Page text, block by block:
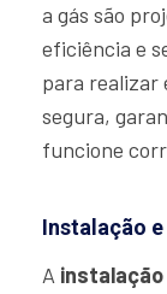
a gás são
eficiência e
para realizar
segura,
funcione
Instalação
A